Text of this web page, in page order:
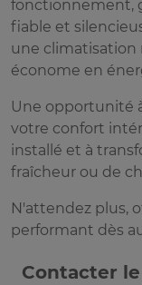
fonctionnement,
fiable et
une
économe en
Une opportunité
votre confort
installé et à
fraîcheur ou de
N'attendez plus,
performant dès
Contacter